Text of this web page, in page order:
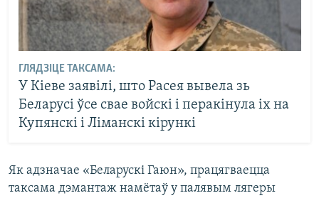
ГЛЯДЗІЦЕ ТАКСАМА:
У Кіеве заявілі, што Расея вывела зь
Беларусі ўсе свае войскі і перакінула іх на
Купянскі і Ліманскі кірункі
Як адзначае «Беларускі Гаюн», працягваецца
таксама дэмантаж намётаў у палявым лягеры